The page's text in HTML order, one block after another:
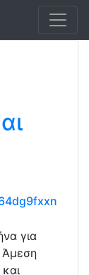
για
Άμεση